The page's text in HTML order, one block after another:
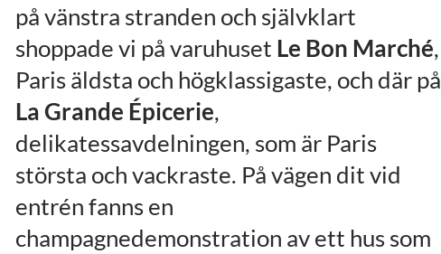
på vänstra stranden och självklart
shoppade vi på varuhuset Le Bon Marché,
Paris äldsta och högklassigaste, och där på
LaGrande Épicerie,
delikatessavdelningen, som är Paris
största och vackraste. På vägen dit vid
entrén fanns en
champagnedemonstration av ett hus som